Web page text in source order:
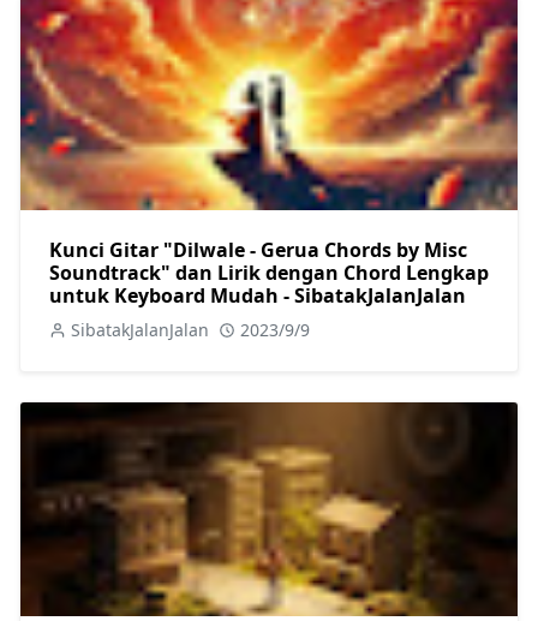
Kunci Gitar "Dilwale - Gerua Chords by Misc
Soundtrack" dan Lirik dengan Chord Lengkap
untuk Keyboard Mudah - SibatakJalanJalan
SibatakJalanJalan 2023/9/9